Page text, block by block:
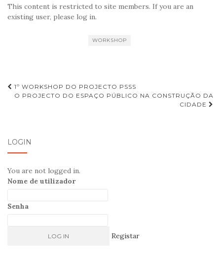
This content is restricted to site members. If you are an
existing user, please log in.
WORKSHOP
1º WORKSHOP DO PROJECTO PSSS
O PROJECTO DO ESPAÇO PÚBLICO NA CONSTRUÇÃO DA
CIDADE
LOGIN
You are not logged in.
Nome de utilizador
Senha
Registar